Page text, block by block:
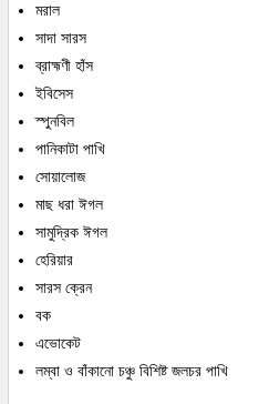
মরাল
সাদা সারস
ব্রাহ্মণী হাঁস
ইবিসেস
স্পুনবিল
পানিকাটা পাখি
সোয়ালোজ
মাছ ধরা ঈগল
সামুদ্রিক ঈগল
হেরিয়ার
সারস ক্রেন
বক
এভোকেট
লম্বা ও বাঁকানো চঞ্চু বিশিষ্ট জলচর পাখি